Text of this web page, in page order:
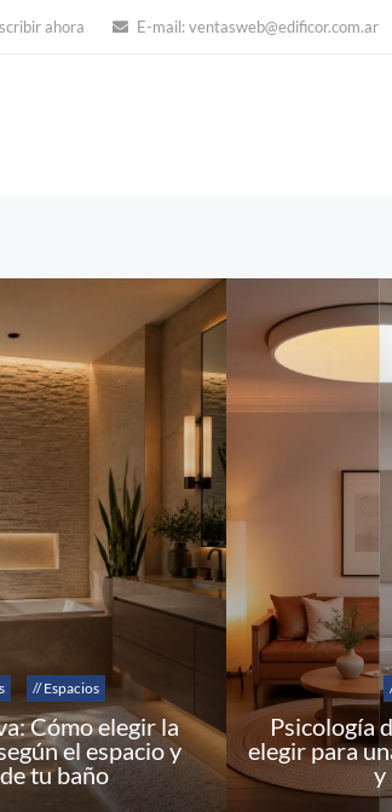
ahora E-mail:ventasweb@edificor.com.ar
// Espacios
Cómo elegir la
el espacio y
tu baño
Psicología
elegir para
y